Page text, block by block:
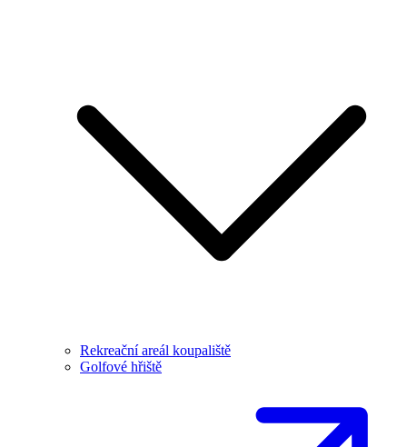
Rekreační areál koupaliště
Golfové hřiště